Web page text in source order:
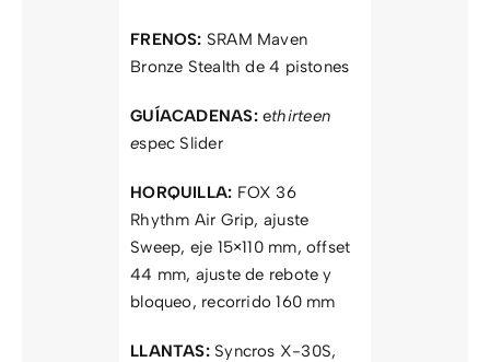
FRENOS: SRAM Maven
Bronze Stealth de 4 pistones
GUÍACADENAS:ethirteen
espec Slider
HORQUILLA: FOX 36
Rhythm Air Grip, ajuste
Sweep, eje 15×110 mm, offset
44 mm, ajuste de rebote y
bloqueo, recorrido 160 mm
LLANTAS:Syncros X-30S,